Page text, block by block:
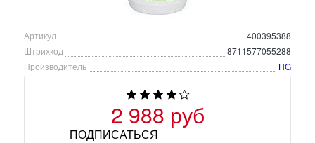
Артикул
400395388
Штрихкод
8711577055288
Производитель
HG
2 988 руб
ПОДПИСАТЬСЯ